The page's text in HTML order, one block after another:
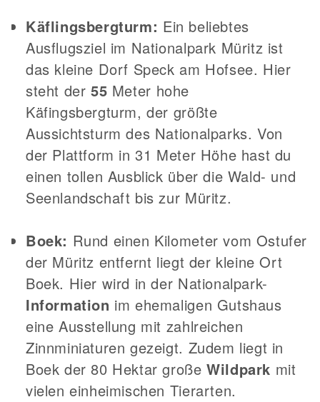
Käflingsbergturm: Ein beliebtes
Ausflugsziel im Nationalpark Müritz ist
das kleine Dorf Speck am Hofsee. Hier
steht der55 Meter hohe
Käfingsbergturm, der größte
Aussichtsturm des Nationalparks. Von
der Plattform in 31 Meter Höhe hast du
einen tollen Ausblick über die Wald- und
Seenlandschaft bis zur Müritz.
Boek: Rund einen Kilometer vom Ostufer
der Müritz entfernt liegt der kleine Ort
Boek. Hier wird in der Nationalpark-
Information im ehemaligen Gutshaus
eine Ausstellung mit zahlreichen
Zinnminiaturen gezeigt. Zudem liegt in
Boek der 80 Hektar großeWildpark mit
vielen einheimischen Tierarten.